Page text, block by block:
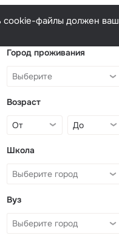
cookie-файлы должен ваш
Город проживания
Возраст
Школа
Вуз